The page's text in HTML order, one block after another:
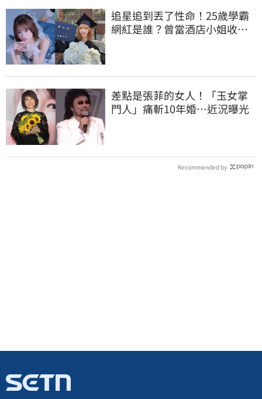
追星追到丟了性命！25歲學霸
網紅是誰？曾當酒店小姐收入
差點是張菲的女人！「玉女掌
門人」痛斬10年婚…近況曝光
Recommended by